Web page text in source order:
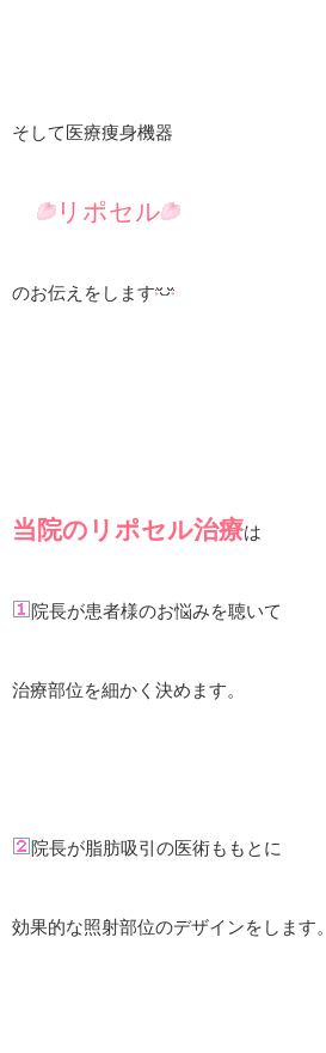
そして医療痩身機器
リポセル
のお伝えをします
当院のリポセル治療は
院長が患者様のお悩みを聴いて
治療部位を細かく決めます。
院長が脂肪吸引の医術ももとに
効果的な照射部位のデザインをします。